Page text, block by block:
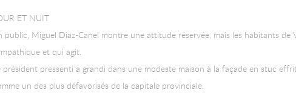
ET NUIT
public, Miguel Diaz-Canel montre une attitude réservée, mais les habitants de
et qui agit.
président pressenti a grandi dans une modeste maison à la façade en stuc
un des plus défavorisés de la capitale provinciale.